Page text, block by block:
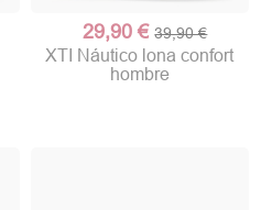
29,90 € 39,90 €
XTI Náutico lona confort
hombre